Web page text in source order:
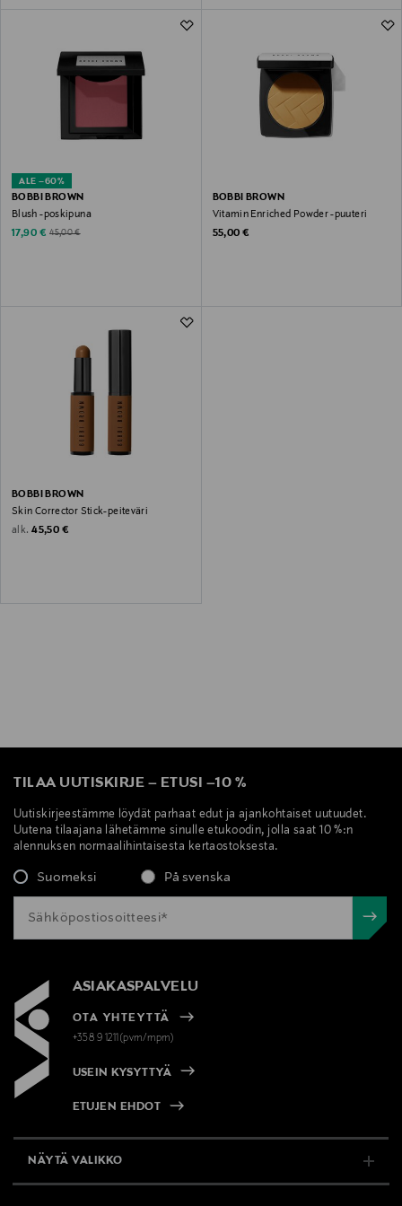
ALE –60%
BOBBI BROWN
Blush -poskipuna
Discounted Price
17,90 € Original Price
45,00 €
BOBBI BROWN
Vitamin Enriched Powder -puuteri
Original Price
55,00 €
BOBBI BROWN
Skin Corrector Stick-peiteväri
alk. Original Price
45,50 €
TILAA UUTISKIRJE – ETUSI –10 %
Uutiskirjeestämme löydät parhaat edut ja ajankohtaiset uutuudet.
Uutena tilaajana lähetämme sinulle etukoodin, jolla saat 10 %:n
alennuksen normaalihintaisesta kertaostoksesta.
Suomeksi På svenska
ASIAKASPALVELU
OTA YHTEYTTÄ
+358 9 1211(pvm/mpm)
USEIN KYSYTTYÄ
ETUJEN EHDOT
NÄYTÄ VALIKKO